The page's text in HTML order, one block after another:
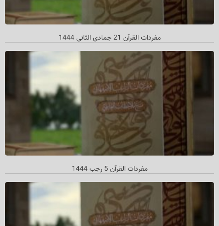
مفردات القرآن 21 جمادي الثاني 1444
مفردات القرآن 5 رجب 1444